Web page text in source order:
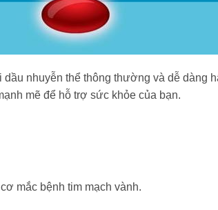
nhuyễn thể thông thường và dễ dàng
mẽ để hỗ trợ sức khỏe của bạn.
mắc bệnh tim mạch vành.